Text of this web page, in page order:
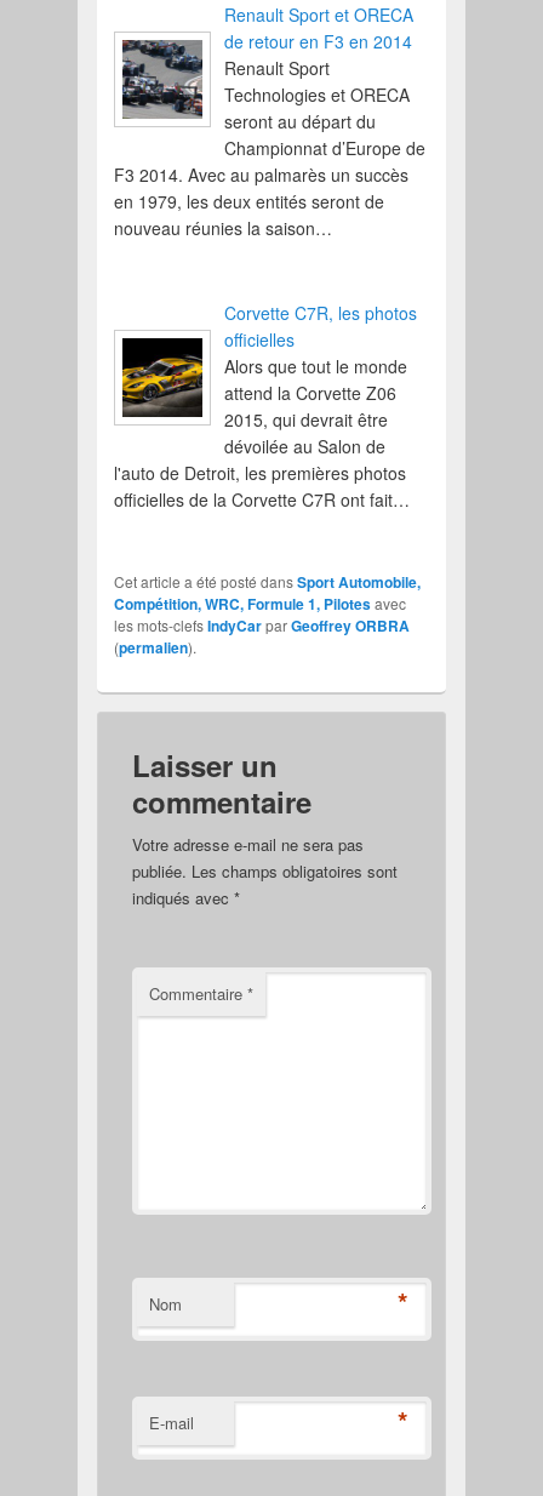
Renault Sport et ORECA
de retour en F3 en 2014
Renault Sport
Technologies et ORECA
seront au départ du
Championnat d’Europe de
F3 2014. Avec au palmarès un succès
en 1979, les deux entités seront de
nouveau réunies la saison…
Corvette C7R, les photos
officielles
Alors que tout le monde
attend la Corvette Z06
2015, qui devrait être
dévoilée au Salon de
l'auto de Detroit, les premières photos
officielles de la Corvette C7R ont fait…
Cet article a été posté dansSport Automobile,
Compétition, WRC, Formule 1, Pilotesavec
les mots-clefsIndyCarparGeoffrey ORBRA
(permalien).
Laisser un
commentaire
Votre adresse e-mail ne sera pas
publiée. Les champs obligatoires sont
indiqués avec *
Commentaire *
Nom *
E-mail *